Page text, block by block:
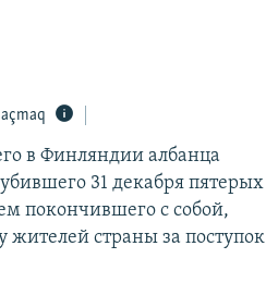
в Финляндии албанца
31 декабря пятерых
покончившего с собой,
страны за поступок